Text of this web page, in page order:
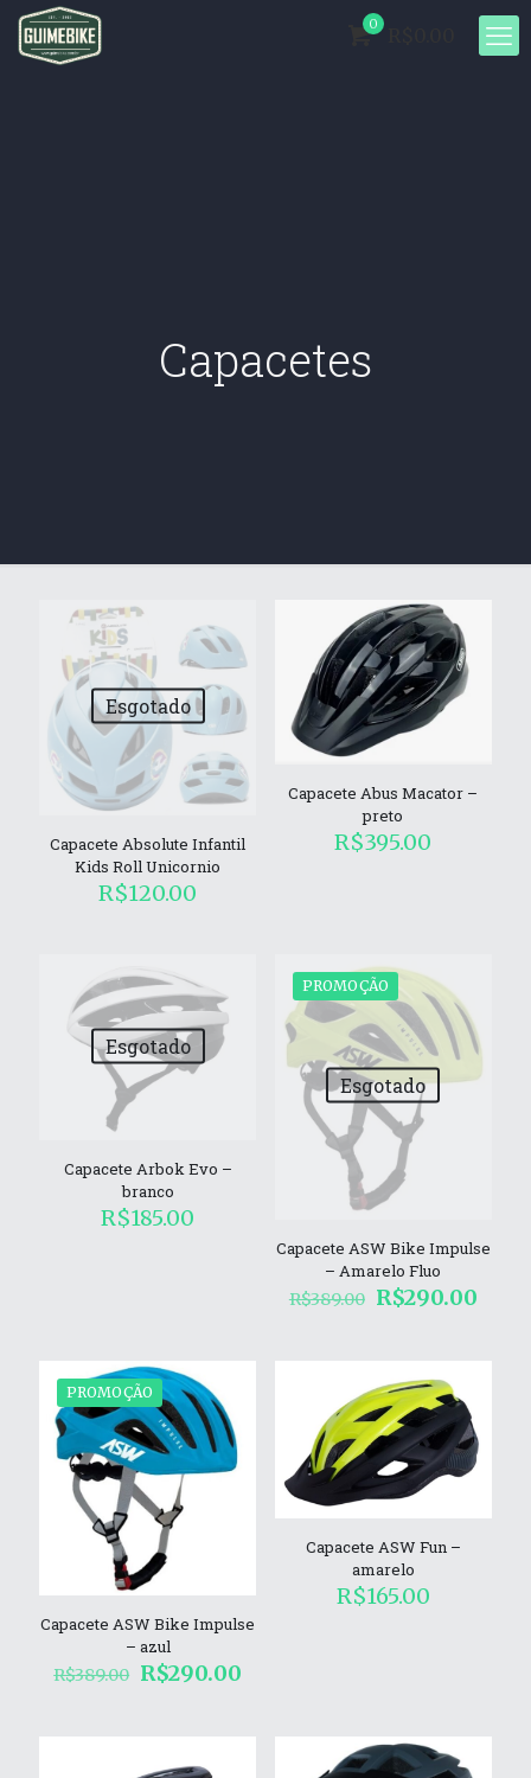
0
Capacetes
Esgotado
Capacete Absolute Infantil
Kids Roll Unicornio
R$120.00
Capacete Abus Macator –
preto
R$395.00
Esgotado
Capacete Arbok Evo –
branco
R$185.00
PROMOÇÃO
Esgotado
Capacete ASW Bike Impulse
– Amarelo Fluo
R$389.00 O
R$389.00.
R$290.00O
PROMOÇÃO
Capacete ASW Bike Impulse
– azul
R$389.00 O
R$389.00.
R$290.00
R$290.00.
Capacete ASW Fun –
amarelo
R$165.00